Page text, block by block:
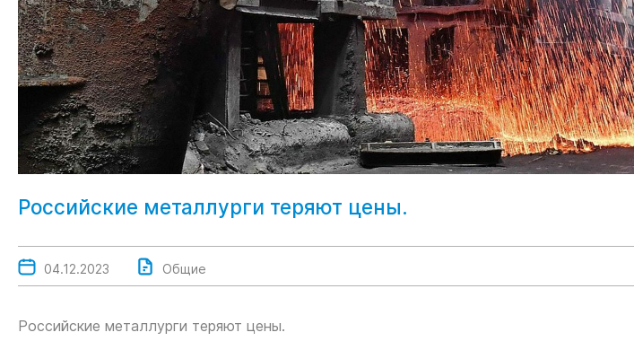
Российские металлурги теряют цены.
04.12.2023 Общие
Российские металлурги теряют цены.